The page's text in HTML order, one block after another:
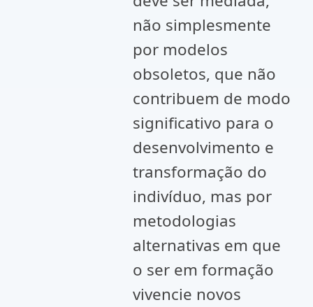
não simplesmente
por modelos
obsoletos, que não
contribuem de modo
significativo para o
desenvolvimento e
transformação do
indivíduo, mas por
metodologias
alternativas em que
o ser em formação
vivencie novos